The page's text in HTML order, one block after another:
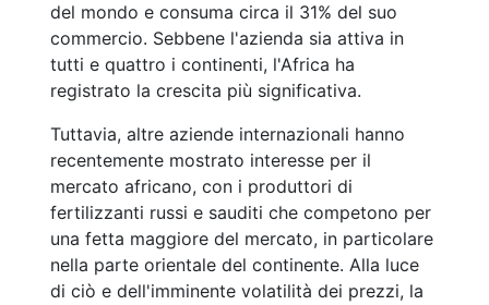
del mondo e consuma circa il 31% del suo
commercio. Sebbene l'azienda sia attiva in
tutti e quattro i continenti, l'Africa ha
registrato la crescita più significativa.
Tuttavia, altre aziende internazionali hanno
recentemente mostrato interesse per il
mercato africano, con i produttori di
fertilizzanti russi e sauditi che competono per
una fetta maggiore del mercato, in particolare
nella parte orientale del continente. Alla luce
di ciò e dell'imminente volatilità dei prezzi, la